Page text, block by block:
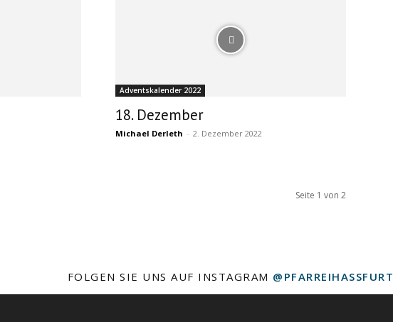
Adventskalender 2022
18. Dezember
Michael Derleth - 2. Dezember 2022
Seite 1 von 2
FOLGEN SIE UNS AUF INSTAGRAM @PFARREIHASSFURT